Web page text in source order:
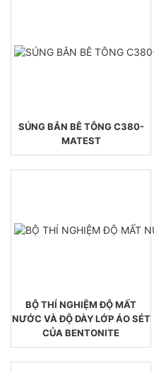
SÚNG BẮN BÊ TÔNG C380-
MATEST
BỘ THÍ NGHIỆM ĐỘ MẤT
NƯỚC VÀ ĐỘ DÀY LỚP ÁO SÉT
CỦA BENTONITE